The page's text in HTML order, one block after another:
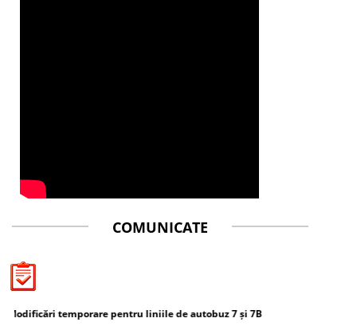
COMUNICATE
pentru liniile de autobuz 7 și 7B